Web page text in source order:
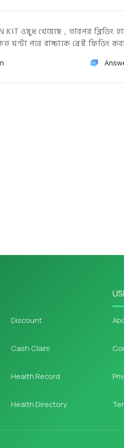
ওষুধ খেয়েছে , তারপর ব্লিডিং
পরে বাচ্চাকে ব্রেস্ট ফিডিং
Discount
Cash Claim
Health Record
Health Directory